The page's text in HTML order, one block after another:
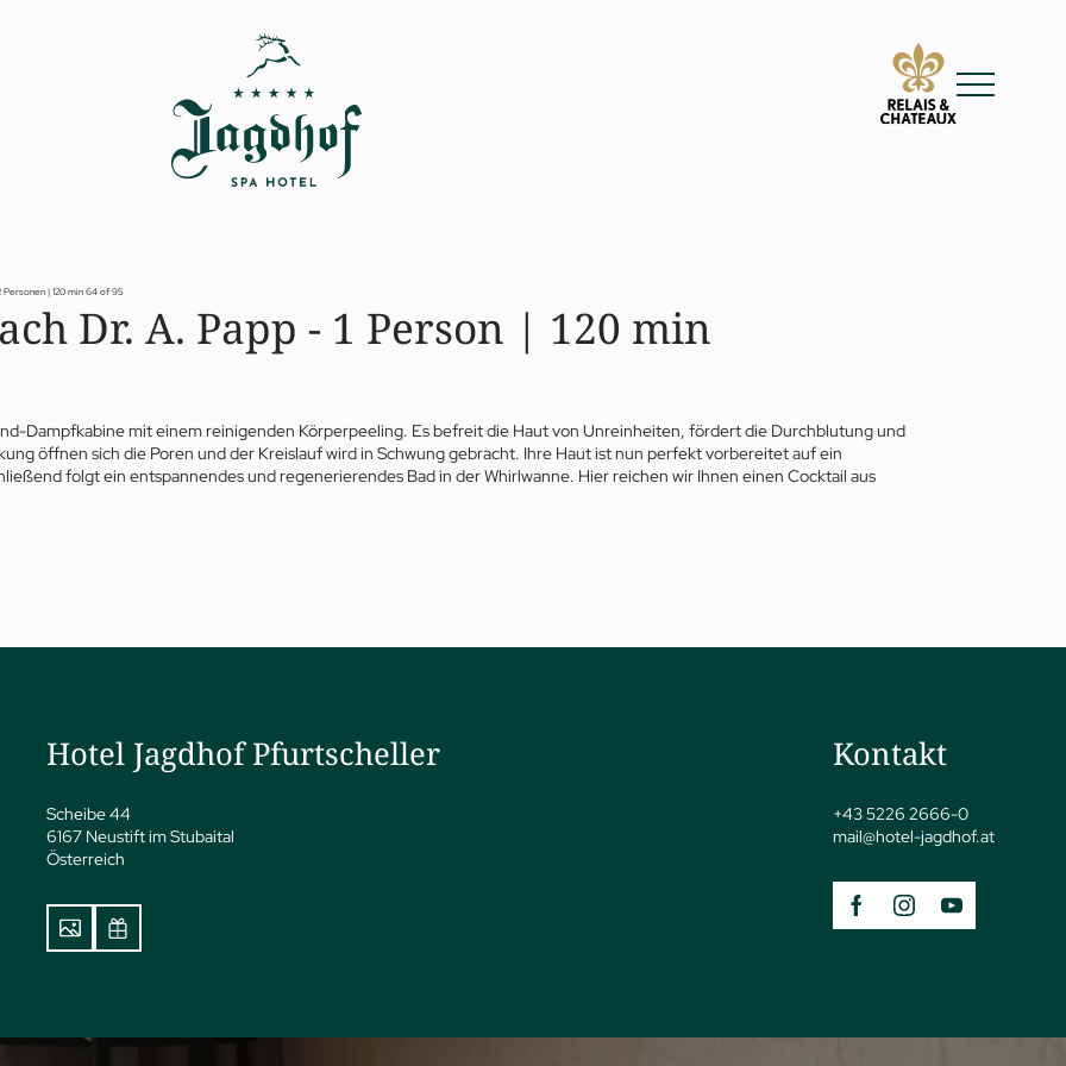
Spa Suite
Specials nach Dr. A.
Spa
| 120 min 64 of 95
Dr. A. Papp - 1 Person | 120 min
Dampfkabine mit einem reinigenden Körperpeeling. Es befreit die Haut von Unreinheiten, fördert die Durchblutung und
öffnen sich die Poren und der Kreislauf wird in Schwung gebracht. Ihre Haut ist nun perfekt vorbereitet auf ein
folgt ein entspannendes und regenerierendes Bad in der Whirlwanne. Hier reichen wir Ihnen einen Cocktail aus
Hotel Jagdhof Pfurtscheller
Scheibe 44
6167 Neustift im Stubaital
Österreich
Kontakt
+43 5226 2666-0
mail@hotel-jagdhof.at